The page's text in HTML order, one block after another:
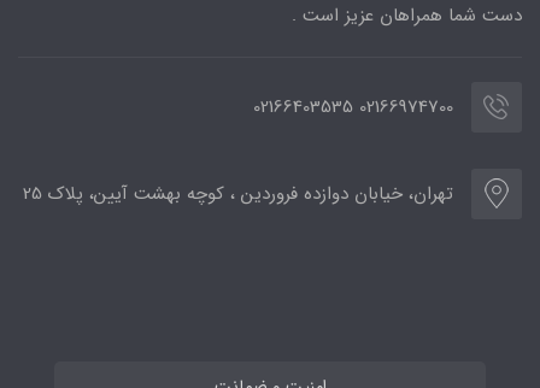
دست شما همراهان عزیز است .
02166974700 02166403535
تهران، خیابان دوازده فروردین ، کوچه بهشت آیین، پلاک 25